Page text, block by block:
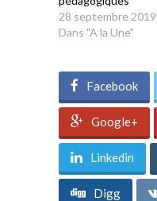
28 septembre 2019
Dans "A la Une"
Facebook
Google+
Linkedin
Digg